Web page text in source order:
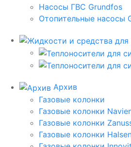
Насосы ГВС Grundfos
Отопительные насосы
Архив
Газовые колонки
Газовые колонки
Газовые колонки
Газовые колонки